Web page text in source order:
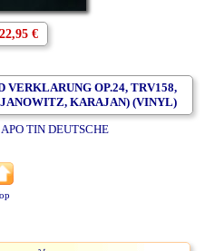
22,95 €
VERKLARUNG OP.24, TRV158,
KARAJAN) (VINYL)
TIN DEUTSCHE